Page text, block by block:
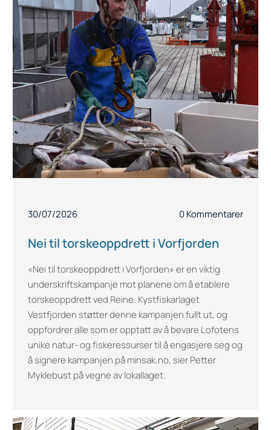
30/07/2026 0 Kommentarer
Nei til torskeoppdrett i Vorfjorden
«Nei til torskeoppdrett i Vorfjorden» er en viktig
underskriftskampanje mot planene om å etablere
torskeoppdrett ved Reine. Kystfiskarlaget
Vestfjorden støtter denne kampanjen fullt ut, og
oppfordrer alle som er opptatt av å bevare Lofotens
unike natur- og fiskeressurser til å engasjere seg og
å signere kampanjen på minsak.no, sier Petter
Myklebust på vegne av lokallaget.